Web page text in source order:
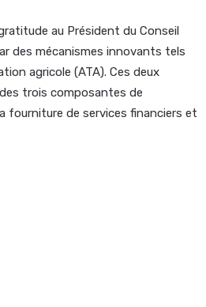
au Président du Conseil
des mécanismes innovants tels
agricole (ATA). Ces deux
trois composantes de
fourniture de services financiers et